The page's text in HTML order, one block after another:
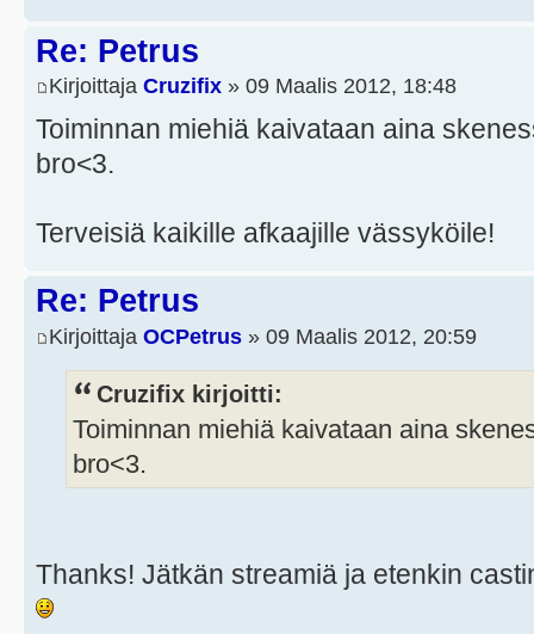
Re: Petrus
Kirjoittaja Cruzifix » 09 Maalis 2012, 18:48
Toiminnan miehiä kaivataan aina
bro<3.
Terveisiä kaikille afkaajille vässyköile!
Re: Petrus
Kirjoittaja OCPetrus » 09 Maalis 2012, 20:59
Cruzifix kirjoitti:
Toiminnan miehiä kaivataan aina
bro<3.
Thanks! Jätkän streamiä ja etenkin